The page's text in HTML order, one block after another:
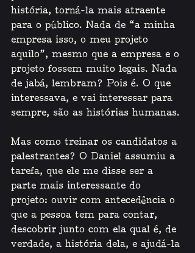
história, torná-la mais atraente
para o público. Nada de “a minha
empresa isso, o meu projeto
aquilo”, mesmo que a empresa e o
projeto fossem muito legais. Nada
de jabá, lembram? Pois é. O que
interessava, e vai interessar para
sempre, são as histórias humanas.
Mas como treinar os candidatos a
palestrantes? O Daniel assumiu a
tarefa, que ele me disse ser a
parte mais interessante do
projeto: ouvir com antecedência o
que a pessoa tem para contar,
descobrir junto com ela qual é, de
verdade, a história dela, e ajudá-la